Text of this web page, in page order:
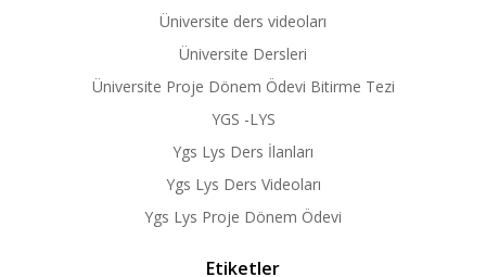
Üniversite ders videoları
Üniversite Dersleri
Üniversite Proje Dönem Ödevi Bitirme Tezi
YGS -LYS
Ygs Lys Ders İlanları
Ygs Lys Ders Videoları
Ygs Lys Proje Dönem Ödevi
Etiketler